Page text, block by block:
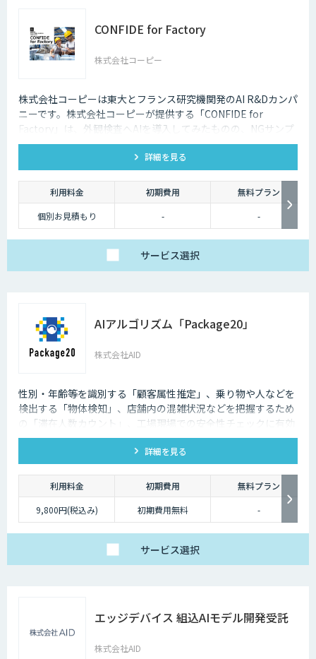
CONFIDE for Factory
株式会社コーピー
株式会社コーピーは東大とフランス研究機関発のAI R&Dカンパ
ニーです。株式会社コーピーが提供する「CONFIDE for
Factory」は、外観検査へAIを導入してみたものの、NGサンプ
ル不足でAIの学習や検証が進まないお客様向けに、少数のNG
サンプルから多数のNGサンプルを生成するソリューションの
提供を開始しております。
詳細を見る
利用料金 初期費用
無料プラン
個別お見積もり
- -
サービス選択
AIアルゴリズム「Package20」
株式会社AID
性別・年齢等を識別する「顧客属性推定」、乗り物や人などを
検出する「物体検知」、店舗内の混雑状況などを把握するため
の「滞在人数カウント」、工場現場での安全性チェックに有効
な「ヘルメット検知」など、 様々な商用シーンで活用いただけ
るAIアルゴリズム20種をパッケージ化して提供しています。ご
利用は、ソラコム製AIカメラ「S+ Camera」にAIアルゴリズム
「Package20」をインストールいただくだけです。
詳細を見る
利用料金 初期費用
無料プラン
9,800円(税込み)
初期費用無料 -
サービス選択
エッジデバイス 組込AIモデル開発受託
株式会社AID